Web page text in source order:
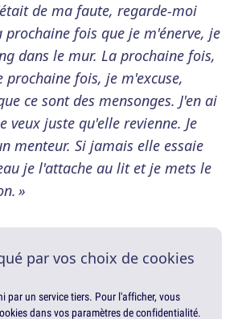
de ma faute, regarde-moi
prochaine fois que je m'énerve, je
dans le mur. La prochaine fois,
fois, je m'excuse,
ce sont des mensonges. J'en ai
veux juste qu'elle revienne. Je
menteur. Si jamais elle essaie
je l'attache au lit et je mets le
»
par vos choix de cookies
par un service tiers. Pour l'afficher, vous
dans vos paramètres de confidentialité.